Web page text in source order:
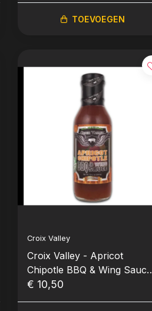
TOEVOEGEN
Croix Valley
Croix Valley - Apricot
Chipotle BBQ & Wing Sauce
(12 oz./ 354 ml.)
€ 10,50